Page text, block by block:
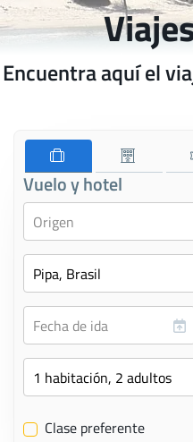
Encuentra aquí el
Vuelo y hotel
✔ Clase preferente